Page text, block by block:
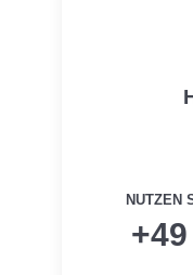
NUTZEN